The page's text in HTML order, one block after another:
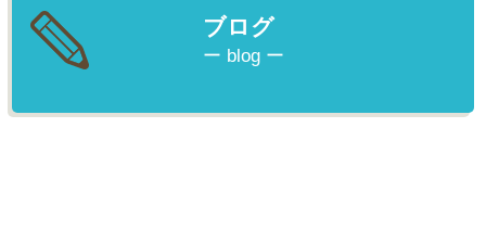
ブログ
ー blog ー